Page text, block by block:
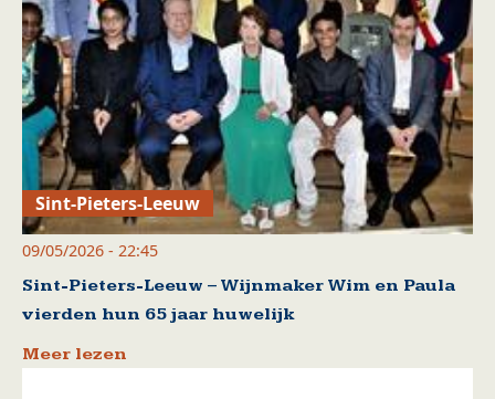
Sint-Pieters-Leeuw
09/05/2026 - 22:45
Sint-Pieters-Leeuw – Wijnmaker Wim en Paula
vierden hun 65 jaar huwelijk
Meer lezen